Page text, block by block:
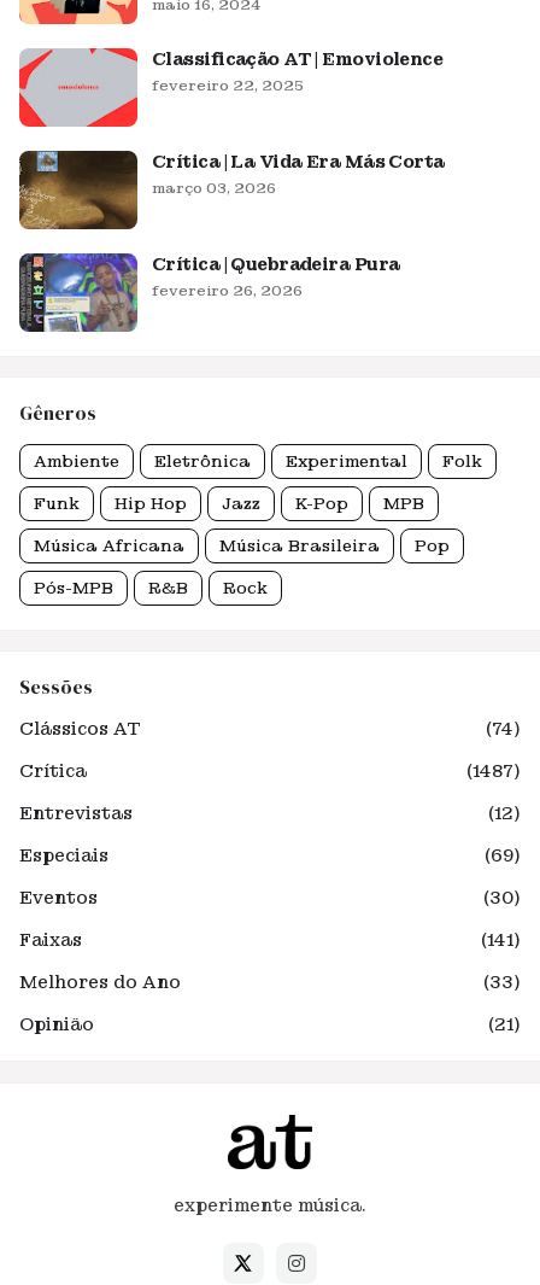
maio 16, 2024
Classificação AT | Emoviolence
fevereiro 22, 2025
Crítica | La Vida Era Más Corta
março 03, 2026
Crítica | Quebradeira Pura
fevereiro 26, 2026
Gêneros
Ambiente Eletrônica Experimental Folk
Funk Hip Hop Jazz K-Pop MPB
Música Africana Música Brasileira Pop
Pós-MPB R&B Rock
Sessões
Clássicos AT
(74)
Crítica
(1487)
Entrevistas
(12)
Especiais
(69)
Eventos
(30)
Faixas
(141)
Melhores do Ano
(33)
Opinião
(21)
experimente música.